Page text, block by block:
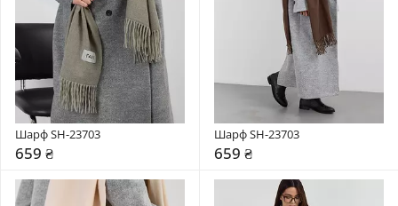
Шарф SH-23703
659 ₴
Шарф SH-23703
659 ₴